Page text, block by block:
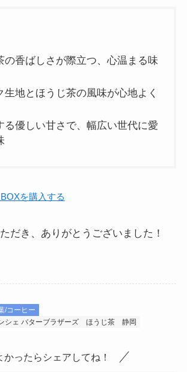
の香ばしさが際立つ、心温まる味
生地とほうじ茶の風味が心地よく
る優しい甘さで、幅広い世代に愛
を購入する
だき、ありがとうございました！
/コーヒー
シェ バターブラザーズ ほうじ茶 静岡
かったらシェアしてね！